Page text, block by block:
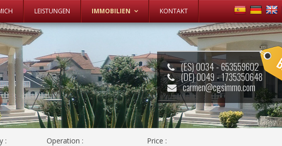
Zum Inhalt springen
LEISTUNGEN IMMOBILIEN KONTAKT
(ES) 0034 - 653559602
(DE) 0049 - 1735350648
carmen@cgsimmo.com
: Operation : Price :